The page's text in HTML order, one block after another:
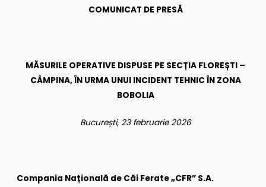
COMUNICAT DE PRESĂ
MĂSURILE OPERATIVE DISPUSE PE SECȚIA FLOREȘTI –
CÂMPINA, ÎN URMA UNUI INCIDENT TEHNIC ÎN ZONA
BOBOLIA
București, 23 februarie 2026
Compania Națională de Căi Ferate „CFR” S.A.